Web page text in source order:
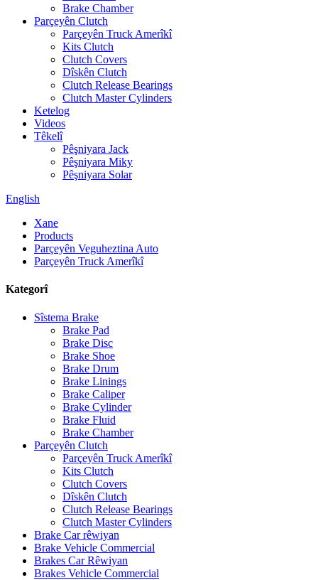
Brake Chamber
Parçeyên Clutch
Parçeyên Truck Amerîkî
Kits Clutch
Clutch Covers
Dîskên Clutch
Clutch Release Bearings
Clutch Master Cylinders
Ketelog
Videos
Têkelî
Pêşniyara Jack
Pêşniyara Miky
Pêşniyara Solar
English
Xane
Products
Parçeyên Veguheztina Auto
Parçeyên Truck Amerîkî
Kategorî
Sîstema Brake
Brake Pad
Brake Disc
Brake Shoe
Brake Drum
Brake Linings
Brake Caliper
Brake Cylinder
Brake Fluid
Brake Chamber
Parçeyên Clutch
Parçeyên Truck Amerîkî
Kits Clutch
Clutch Covers
Dîskên Clutch
Clutch Release Bearings
Clutch Master Cylinders
Brake Car rêwiyan
Brake Vehicle Commercial
Brakes Car Rêwiyan
Brakes Vehicle Commercial